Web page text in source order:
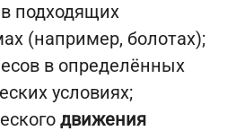
подходящих
(например, болотах);
в определённых
условиях;
движения